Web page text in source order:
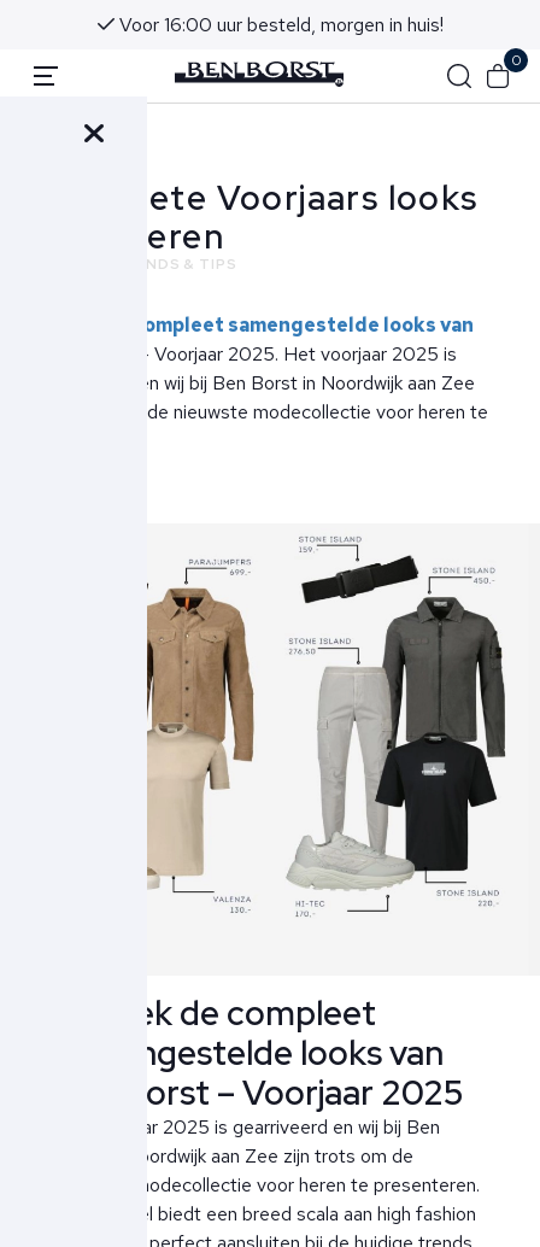
Voor 16:00 uur besteld, morgen in huis!
0
Complete Voorjaars looks
voor heren
TRENDS & TIPS
compleet samengestelde looks van
– Voorjaar 2025. Het voorjaar 2025 is
gearriveerd en wij bij Ben Borst in Noordwijk aan Zee
zijn trots om de nieuwste modecollectie voor heren te
Ontdek de compleet
samengestelde looks van
Ben Borst – Voorjaar 2025
Het voorjaar 2025 is gearriveerd en wij bij Ben
Borst in Noordwijk aan Zee zijn trots om de
nieuwste modecollectie voor heren te presenteren.
Onze winkel biedt een breed scala aan high fashion